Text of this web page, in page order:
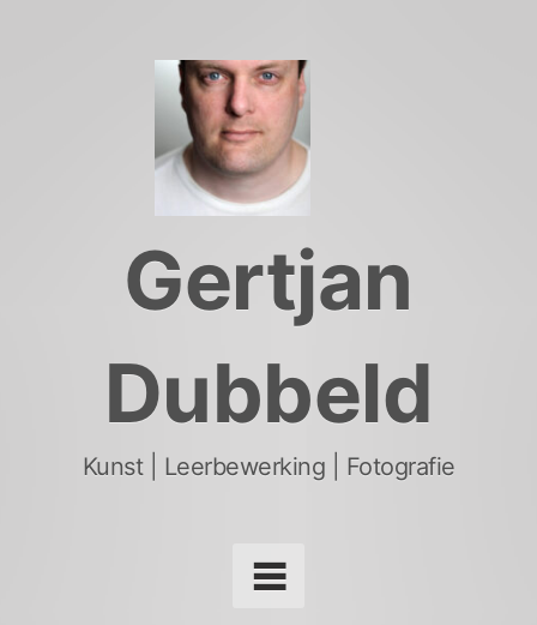
Gertjan
Dubbeld
Kunst | Leerbewerking | Fotografie